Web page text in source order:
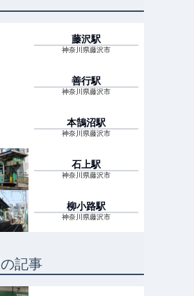
藤沢駅
神奈川県藤沢市
善行駅
神奈川県藤沢市
本鵠沼駅
神奈川県藤沢市
石上駅
神奈川県藤沢市
柳小路駅
神奈川県藤沢市
記事